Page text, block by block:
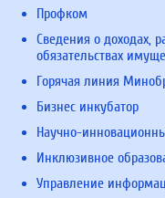
Профком
Сведения о доходах,
обязательствах
Горячая линия
Бизнес инкубатор
Научно-
Инклюзивное
Управление